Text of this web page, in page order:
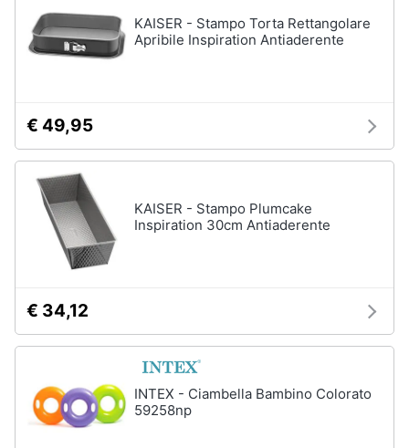
KAISER - Stampo Torta Rettangolare
Apribile Inspiration Antiaderente
€ 49,95
KAISER - Stampo Plumcake
Inspiration 30cm Antiaderente
€ 34,12
INTEX - Ciambella Bambino Colorato
59258np